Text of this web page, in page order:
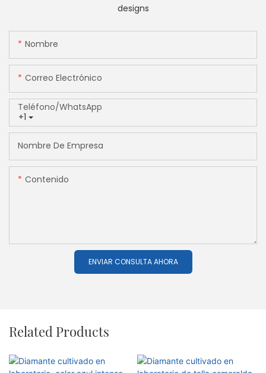
designs
Nombre
Correo Electrónico
+1
Teléfono/WhatsApp
Nombre De Empresa
Contenido
ENVIAR CONSULTA AHORA
Related Products